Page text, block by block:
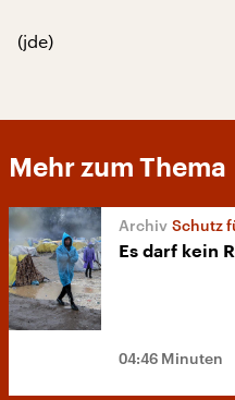
(jde)
Mehr zum Thema
Schutz
Es darf kein
04:46 Minuten